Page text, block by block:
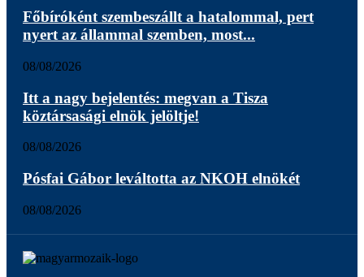
Főbíróként szembeszállt a hatalommal, pert
nyert az állammal szemben, most...
08/08/2026
Itt a nagy bejelentés: megvan a Tisza
köztársasági elnök jelöltje!
08/08/2026
Pósfai Gábor leváltotta az NKOH elnökét
08/08/2026